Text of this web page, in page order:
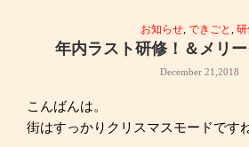
お知らせ できごと
年内ラスト研修！＆メリー
December 21,2018
こんばんは。
街はすっかりクリスマスモードです